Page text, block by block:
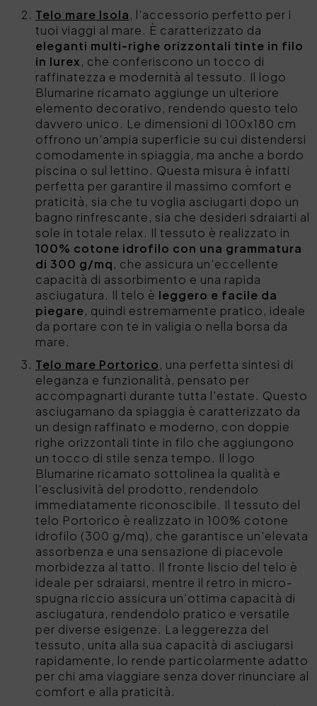
Telo mare Isola, l'accessorio perfetto per i
tuoi viaggi al mare. È caratterizzato da
eleganti multi-righe orizzontali tinte in filo
in lurex, che conferiscono un tocco di
raffinatezza e modernità al tessuto. Il logo
Blumarine ricamato aggiunge un ulteriore
elemento decorativo, rendendo questo telo
davvero unico. Le dimensioni di 100x180 cm
offrono un'ampia superficie su cui distendersi
comodamente in spiaggia, ma anche a bordo
piscina o sul lettino. Questa misura è infatti
perfetta per garantire il massimo comfort e
praticità, sia che tu voglia asciugarti dopo un
bagno rinfrescante, sia che desideri sdraiarti al
sole in totale relax. Il tessuto è realizzato in
100% cotone idrofilo con una grammatura
di 300 g/mq, che assicura un'eccellente
capacità di assorbimento e una rapida
asciugatura. Il telo è leggero e facile da
piegare, quindi estremamente pratico, ideale
da portare con te in valigia o nella borsa da
mare.
Telo mare Portorico, una perfetta sintesi di
eleganza e funzionalità, pensato per
accompagnarti durante tutta l'estate. Questo
asciugamano da spiaggia è caratterizzato da
un design raffinato e moderno, con doppie
righe orizzontali tinte in filo che aggiungono
un tocco di stile senza tempo. Il logo
Blumarine ricamato sottolinea la qualità e
l'esclusività del prodotto, rendendolo
immediatamente riconoscibile. Il tessuto del
telo Portorico è realizzato in 100% cotone
idrofilo (300 g/mq), che garantisce un'elevata
assorbenza e una sensazione di piacevole
morbidezza al tatto. Il fronte liscio del telo è
ideale per sdraiarsi, mentre il retro in micro-
spugna riccio assicura un'ottima capacità di
asciugatura, rendendolo pratico e versatile
per diverse esigenze. La leggerezza del
tessuto, unita alla sua capacità di asciugarsi
rapidamente, lo rende particolarmente adatto
per chi ama viaggiare senza dover rinunciare al
comfort e alla praticità.